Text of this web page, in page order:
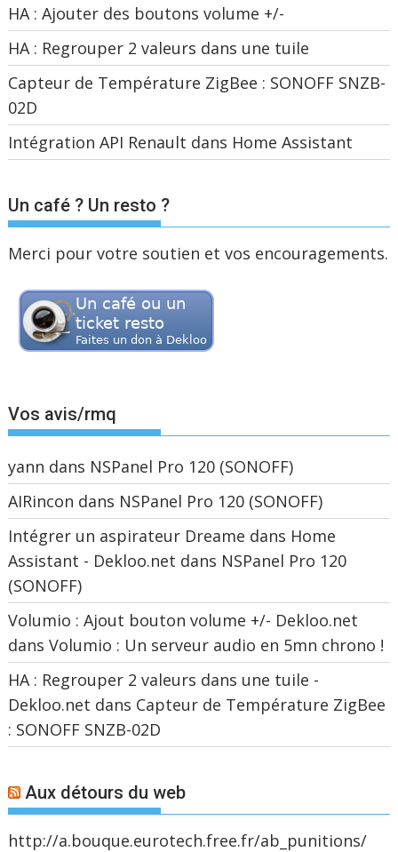
HA : Ajouter des boutons volume +/-
HA : Regrouper 2 valeurs dans une tuile
Capteur de Température ZigBee : SONOFF SNZB-
02D
Intégration API Renault dans Home Assistant
Un café ? Un resto ?
Merci pour votre soutien et vos encouragements.
Vos avis/rmq
yann dans NSPanel Pro 120 (SONOFF)
AIRincon dans NSPanel Pro 120 (SONOFF)
Intégrer un aspirateur Dreame dans Home
Assistant - Dekloo.net dans NSPanel Pro 120
(SONOFF)
Volumio : Ajout bouton volume +/- Dekloo.net
dansVolumio : Un serveur audio en 5mn chrono !
HA : Regrouper 2 valeurs dans une tuile -
Dekloo.net dans Capteur de Température ZigBee
: SONOFF SNZB-02D
Aux détours du web
http://a.bouque.eurotech.free.fr/ab_punitions/